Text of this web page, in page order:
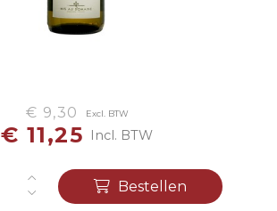
€ 9,30 Excl. BTW
€ 11,25 Incl. BTW
Bestellen